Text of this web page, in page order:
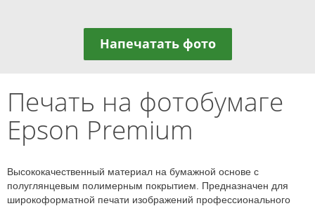
Напечатать фото
Печать на фотобумаге
Epson Premium
Высококачественный материал на бумажной основе с
полуглянцевым полимерным покрытием. Предназначен для
широкоформатной печати изображений профессионального